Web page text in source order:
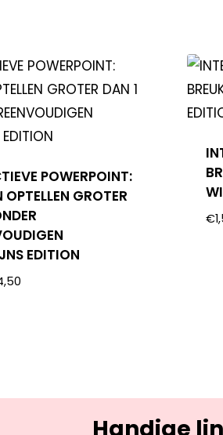
POWERPOINT:
OPTELLEN GROTER
EDITION
€